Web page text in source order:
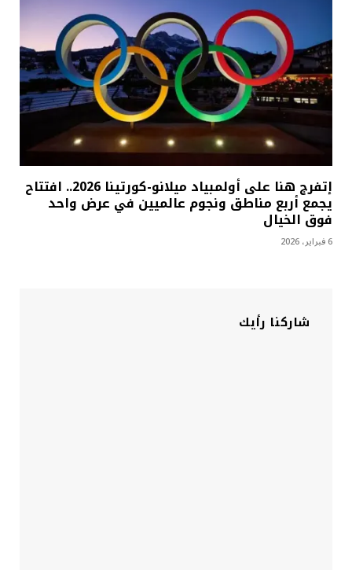
إتفرج هنا على أولمبياد ميلانو-كورتينا 2026.. افتتاح
يجمع أربع مناطق ونجوم عالميين في عرض واحد
فوق الخيال
6 فبراير، 2026
شاركنا رأيك